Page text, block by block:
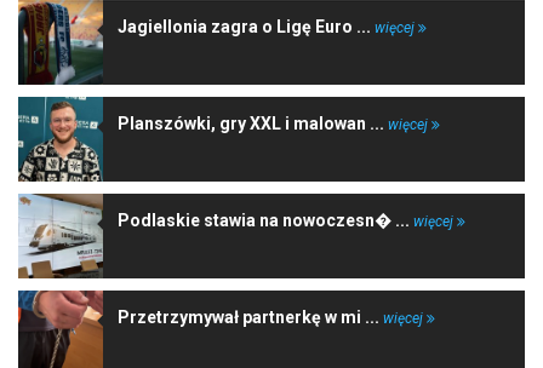
Jagiellonia zagra o Ligę Euro ... więcej
Planszówki, gry XXL i malowan ... więcej
Podlaskie stawia na nowoczesn� ... więcej
Przetrzymywał partnerkę w mi ... więcej